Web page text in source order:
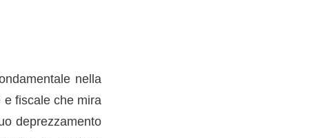
nella
fiscale che mira
deprezzamento